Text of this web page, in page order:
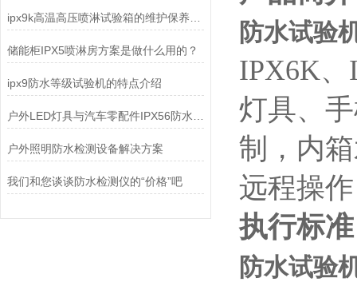
ipx9k高温高压喷淋试验箱的维护保养你了解多少？
储能柜IPX5喷淋房方案是做什么用的？
ipx9防水等级试验机的特点介绍
户外照明防水检测设备解决方案
我们和您谈谈防水检测仪的“价格”吧
防水试验
IPX6K
灯具、
制，内
远程操
执行标准
防水试验